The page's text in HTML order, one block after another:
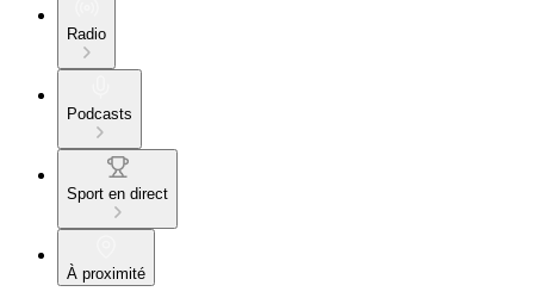
Radio
Podcasts
Sport en direct
À proximité